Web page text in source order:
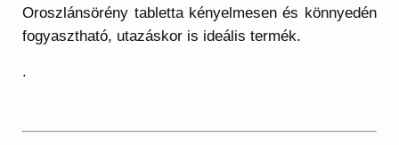
Oroszlánsörény tabletta kényelmesen és könnyedén
fogyasztható, utazáskor is ideális termék.
.